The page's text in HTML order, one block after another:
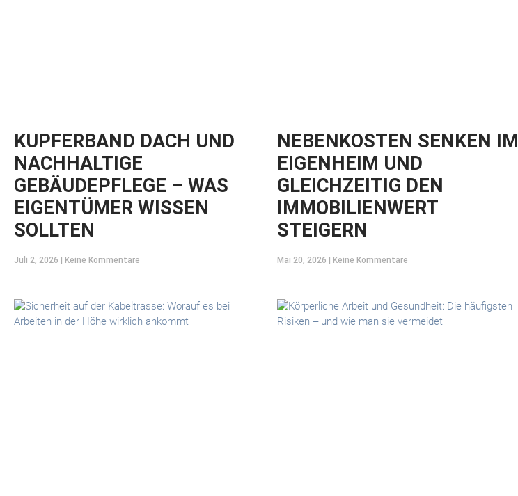
KUPFERBAND DACH UND
NACHHALTIGE
GEBÄUDEPFLEGE – WAS
EIGENTÜMER WISSEN
SOLLTEN
Juli 2, 2026 Keine Kommentare
NEBENKOSTEN SENKEN IM
EIGENHEIM UND
GLEICHZEITIG DEN
IMMOBILIENWERT
STEIGERN
Mai 20, 2026 Keine Kommentare